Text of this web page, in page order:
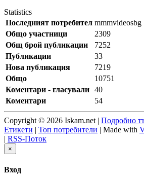
Statistics
Последният потребител mmmvideosbg
Общо участници
2309
Общ брой публикации
7252
Публикации
33
Нова публикация
7219
Общо
10751
Коментари - гласували 40
Коментари
54
Copyright © 2026 Iskam.net | Подробно
Етикети | Топ потребители | Made with
| RSS-Поток
×
Вход